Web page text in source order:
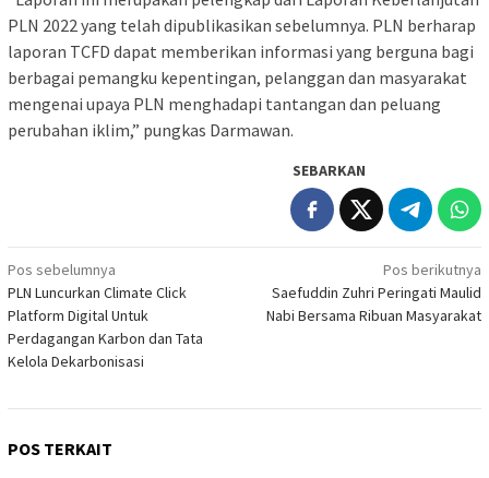
PLN 2022 yang telah dipublikasikan sebelumnya. PLN berharap
laporan TCFD dapat memberikan informasi yang berguna bagi
berbagai pemangku kepentingan, pelanggan dan masyarakat
mengenai upaya PLN menghadapi tantangan dan peluang
perubahan iklim,” pungkas Darmawan.
SEBARKAN
Navigasi
pos
Pos sebelumnya
PLN Luncurkan Climate Click
Platform Digital Untuk
Perdagangan Karbon dan Tata
Kelola Dekarbonisasi
Pos berikutnya
Saefuddin Zuhri Peringati Maulid
Nabi Bersama Ribuan Masyarakat
POS TERKAIT